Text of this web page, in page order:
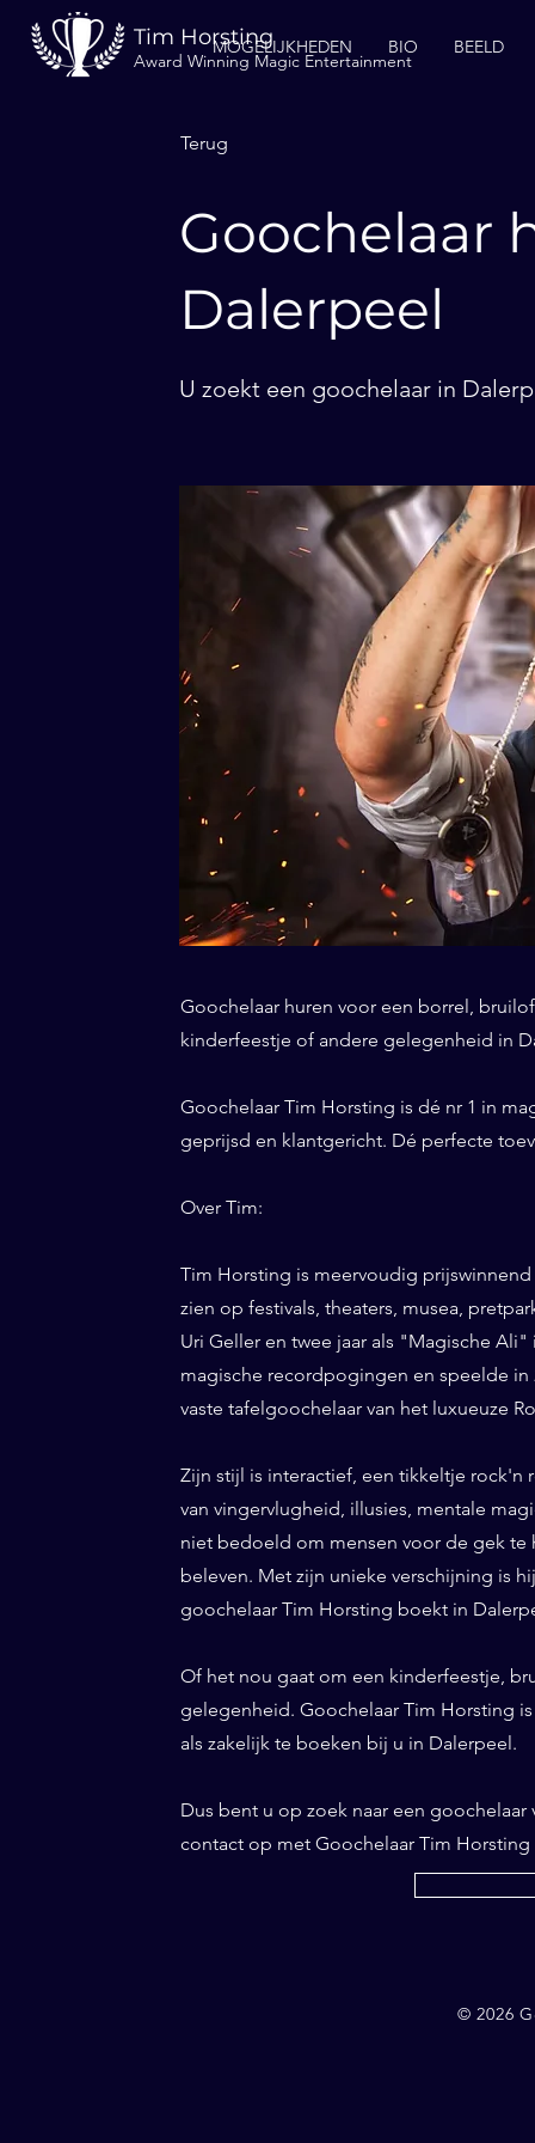
Tim Horsting
Award Winning Magic Entertainment
MOGELIJKHEDEN BIO BEELD
Terug
Goochelaar
Dalerpeel
U zoekt een goochelaar in
Goochelaar huren voor een borrel,
kinderfeestje of andere gelegenheid in
Goochelaar Tim Horsting is dé nr 1 in
geprijsd en klantgericht. Dé perfecte
Over Tim:
Tim Horsting is meervoudig
zien op festivals, theaters, musea,
Uri Geller en twee jaar als "Magische
magische recordpogingen en speelde in
vaste tafelgoochelaar van het luxueuze
Zijn stijl is interactief, een tikkeltje rock'n
van vingervlugheid, illusies, mentale
niet bedoeld om mensen voor de gek te
beleven. Met zijn unieke verschijning is
goochelaar Tim Horsting boekt in
Of het nou gaat om een kinderfeestje,
gelegenheid. Goochelaar Tim Horsting
als zakelijk te boeken bij u in Dalerpeel.
Dus bent u op zoek naar een
contact op met Goochelaar Tim Horsting
© 2026